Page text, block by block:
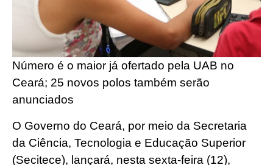
Número é o maior já ofertado pela UAB no
Ceará; 25 novos polos também serão
anunciados
O Governo do Ceará, por meio da Secretaria
da Ciência, Tecnologia e Educação Superior
(Secitece), lançará, nesta sexta-feira (12),